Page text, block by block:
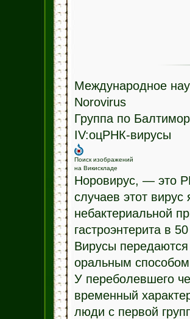
Международное
Norovirus
Группа по
IV:оцРНК-вирусы
Поиск изображений
на Викискладе
Норовирус, — это
случаев этот
небактериальной
гастроэнтерита в
Вирусы
оральным
У переболевшего
временный
люди с первой